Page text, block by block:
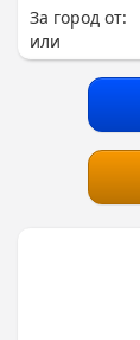
За город от:
или